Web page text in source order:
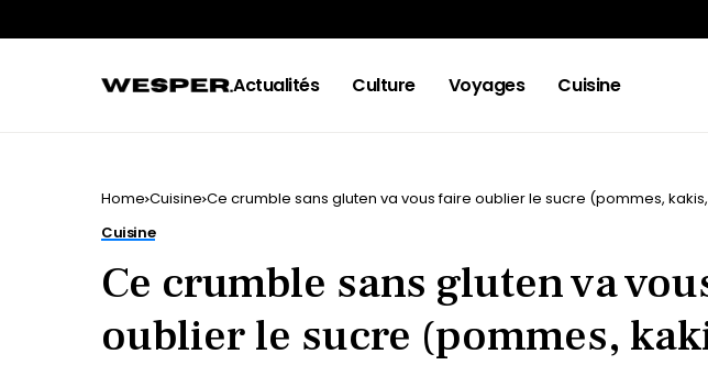
Actualités Culture Voyages Cuisine
Home Cuisine Ce crumble sans gluten va vous faire oublier le sucre (pommes,
Cuisine
Ce crumble sans gluten va
oublier le sucre (pommes,